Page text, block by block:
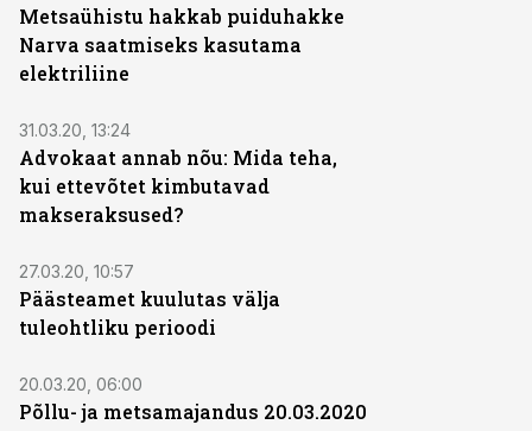
Metsaühistu hakkab puiduhakke
Narva saatmiseks kasutama
elektriliine
31.03.20, 13:24
Advokaat annab nõu: Mida teha,
kui ettevõtet kimbutavad
makseraksused?
27.03.20, 10:57
Päästeamet kuulutas välja
tuleohtliku perioodi
20.03.20, 06:00
Põllu- ja metsamajandus 20.03.2020